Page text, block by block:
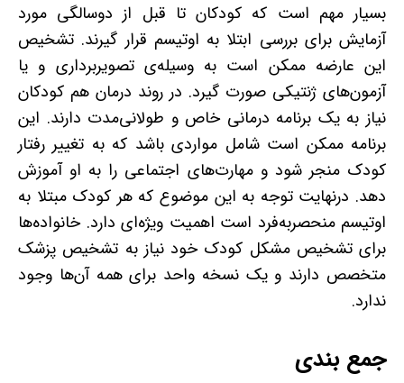
بسیار مهم است که کودکان تا قبل از دوسالگی مورد
آزمایش برای بررسی ابتلا به اوتیسم قرار گیرند. تشخیص
این عارضه ممکن است به‌ وسیله‌ی تصویربرداری و یا
آزمون‌های ژنتیکی صورت گیرد. در روند درمان هم کودکان
نیاز به یک برنامه درمانی خاص و طولانی‌مدت دارند. این
برنامه ممکن است شامل مواردی باشد که به تغییر رفتار
کودک منجر شود و مهارت‌های اجتماعی را به او آموزش
دهد. درنهایت توجه به این موضوع که هر کودک مبتلا به
اوتیسم منحصربه‌فرد است اهمیت ویژه‌ای دارد. خانواده‌ها
برای تشخیص مشکل کودک خود نیاز به تشخیص پزشک
متخصص دارند و یک نسخه واحد برای همه آن‌ها وجود
ندارد.
جمع بندی